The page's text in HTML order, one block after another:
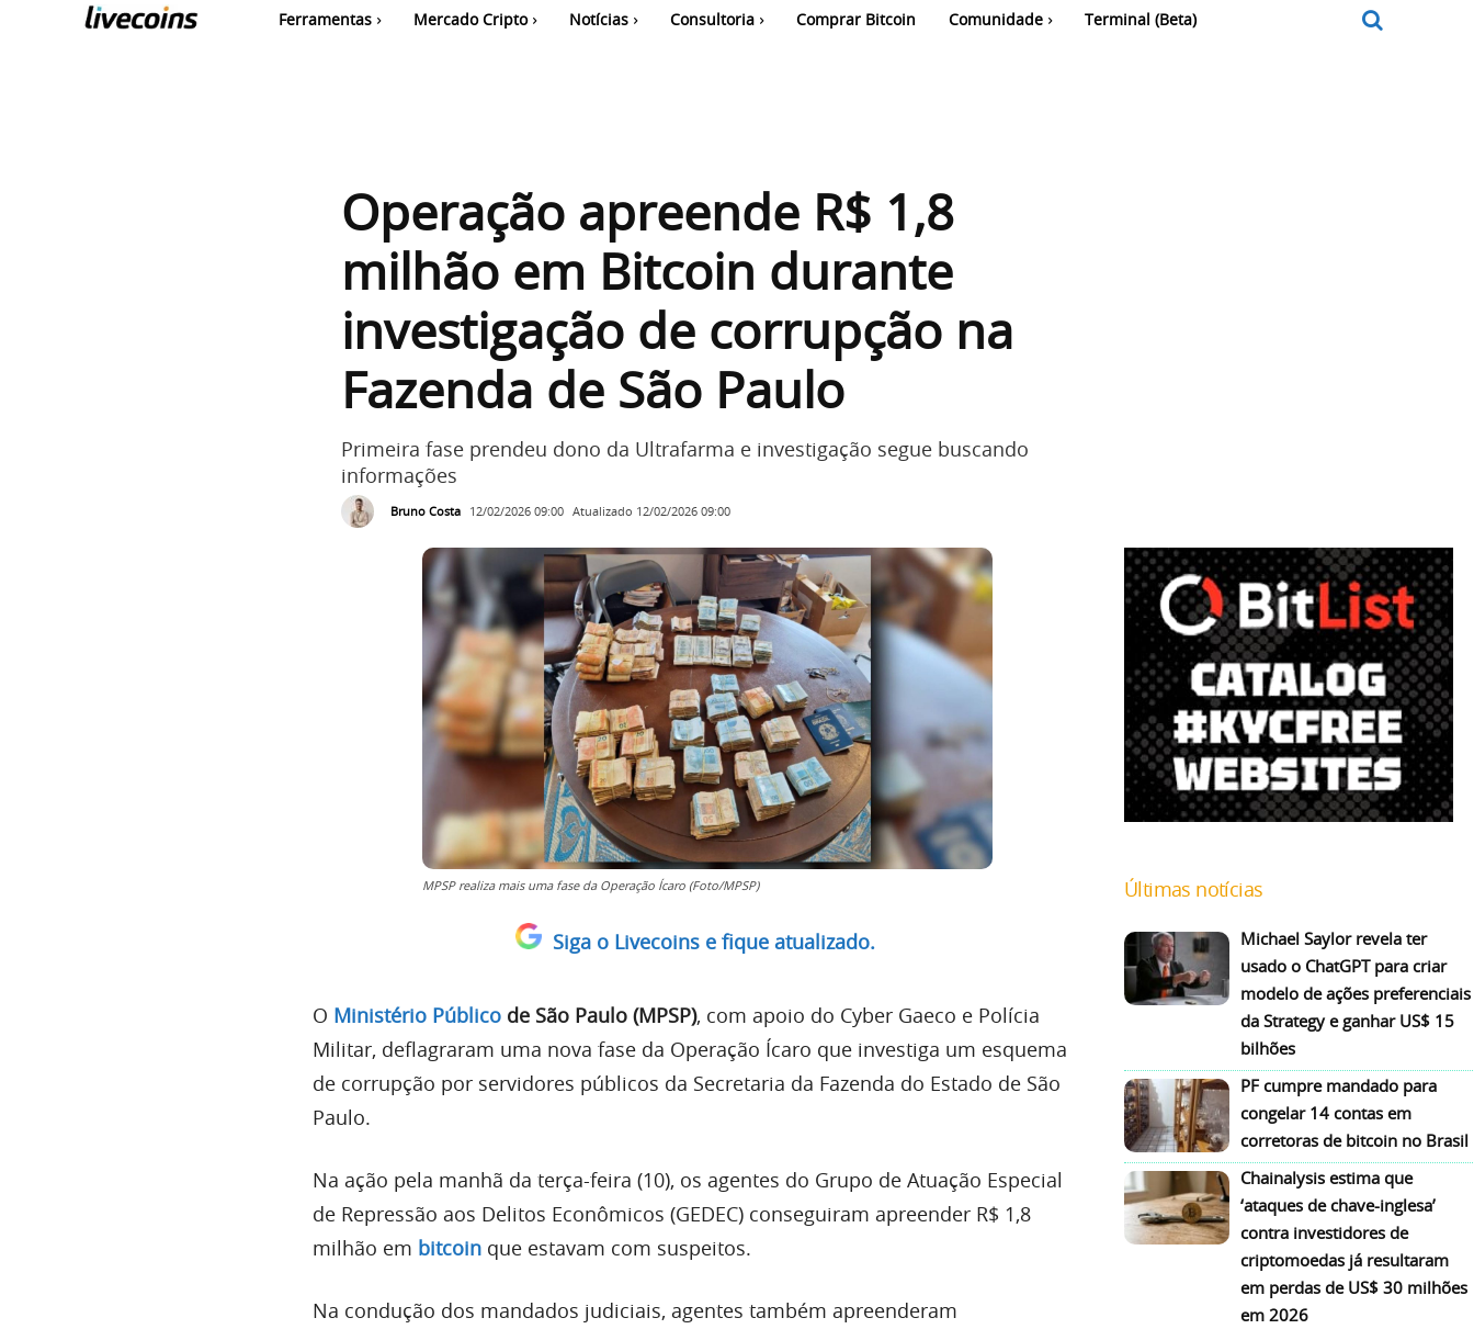
Ferramentas Mercado Cripto Notícias Consultoria Comprar Bitcoin Comunidade Terminal (Beta)
Operação apreende R$ 1,8
milhão em Bitcoin durante
investigação de corrupção na
Fazenda de São Paulo
Primeira fase prendeu dono da Ultrafarma e investigação segue buscando
informações
Bruno Costa 12/02/2026 09:00 Atualizado 12/02/2026 09:00
MPSP realiza mais uma fase da Operação Ícaro (Foto/MPSP)
Siga o Livecoins e fique atualizado.
O Ministério Público de São Paulo (MPSP), com apoio do Cyber Gaeco e Polícia
Militar, deflagraram uma nova fase da Operação Ícaro que investiga um esquema
de corrupção por servidores públicos da Secretaria da Fazenda do Estado de São
Paulo.
Na ação pela manhã da terça-feira (10), os agentes do Grupo de Atuação Especial
de Repressão aos Delitos Econômicos (GEDEC) conseguiram apreender R$ 1,8
milhão em bitcoin que estavam com suspeitos.
Na condução dos mandados judiciais, agentes também apreenderam
Últimas notícias
Michael Saylor revela ter
usado o ChatGPT para criar
modelo de ações preferenciais
da Strategy e ganhar US$ 15
bilhões
PF cumpre mandado para
congelar 14 contas em
corretoras de bitcoin no Brasil
Chainalysis estima que
‘ataques de chave-inglesa’
contra investidores de
criptomoedas já resultaram
em perdas de US$ 30 milhões
em 2026